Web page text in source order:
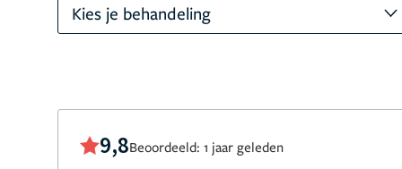
Kies je behandeling
9,8Beoordeeld: 1 jaar geleden